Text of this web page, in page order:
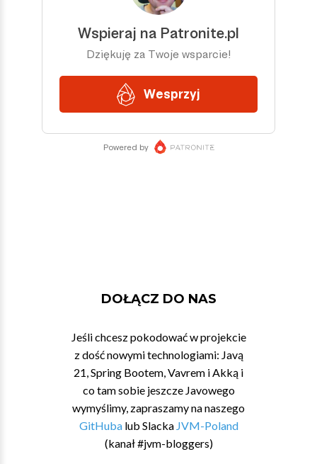
DOŁĄCZ DO NAS
Jeśli chcesz pokodować w projekcie
z dość nowymi technologiami: Javą
21, Spring Bootem, Vavrem i Akką i
co tam sobie jeszcze Javowego
wymyślimy, zapraszamy na naszego
GitHubalub Slacka JVM-Poland
(kanał #jvm-bloggers)